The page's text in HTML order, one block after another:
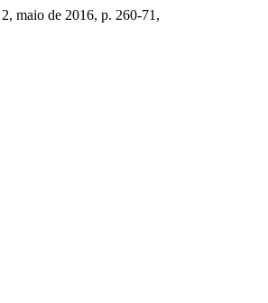
maio de 2016, p. 260-71,